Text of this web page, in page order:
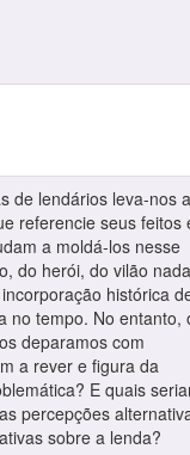
de lendários leva-nos a
referencie seus feitos
a moldá-los nesse
do herói, do vilão nada
histórica
no tempo. No entanto,
deparamos com
a rever e figura da
E quais
percepções
sobre a lenda?